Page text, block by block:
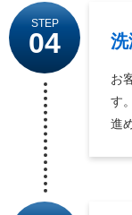
STEP
04 洗
お
す
進